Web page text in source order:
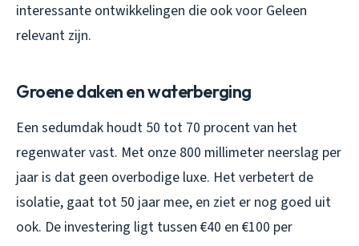
interessante ontwikkelingen die ook voor Geleen
relevant zijn.
Groene daken en waterberging
Een sedumdak houdt 50 tot 70 procent van het
regenwater vast. Met onze 800 millimeter neerslag per
jaar is dat geen overbodige luxe. Het verbetert de
isolatie, gaat tot 50 jaar mee, en ziet er nog goed uit
ook. De investering ligt tussen €40 en €100 per